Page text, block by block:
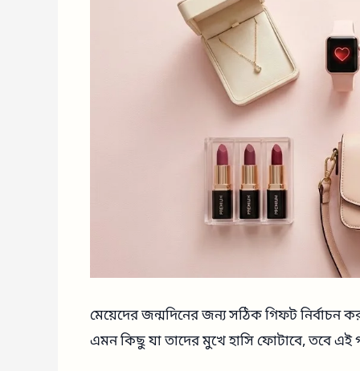
মেয়েদের জন্মদিনের জন্য সঠিক গিফট
এমন কিছু যা তাদের মুখে হাসি ফোটাবে, তবে